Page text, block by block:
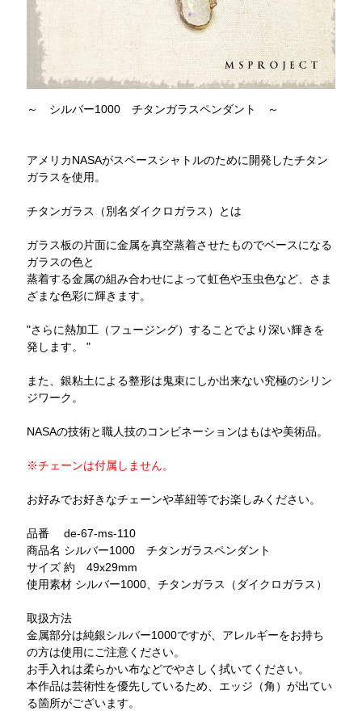
～ シルバー1000 チタンガラスペンダント ～
アメリカNASAがスペースシャトルのために開発したチタン
ガラスを使用。
チタンガラス（別名ダイクロガラス）とは
ガラス板の片面に金属を真空蒸着させたものでベースになる
ガラスの色と
蒸着する金属の組み合わせによって虹色や玉虫色など、さま
ざまな色彩に輝きます。
"さらに熱加工（フュージング）することでより深い輝きを
発します。 "
また、銀粘土による整形は鬼束にしか出来ない究極のシリン
ジワーク。
NASAの技術と職人技のコンビネーションはもはや美術品。
※チェーンは付属しません。
お好みでお好きなチェーンや革紐等でお楽しみください。
品番 de-67-ms-110
商品名 シルバー1000 チタンガラスペンダント
サイズ 約 49x29mm
使用素材 シルバー1000、チタンガラス（ダイクロガラス）
取扱方法
金属部分は純銀シルバー1000ですが、アレルギーをお持ち
の方は使用にご注意ください。
お手入れは柔らかい布などでやさしく拭いてください。
本作品は芸術性を優先しているため、エッジ（角）が出てい
る箇所がございます。